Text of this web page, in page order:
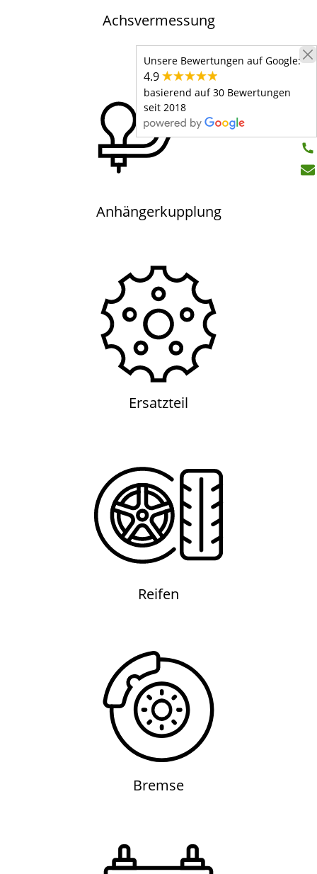
Achsvermessung
Anhängerkupplung
Anhängerkupplung
Ersatzteil
Ersatzteil
Reifen
Reifen
Bremse
Bremse
Unsere Bewertungen auf Google:
4.9
basierend auf 30 Bewertungen
seit 2018